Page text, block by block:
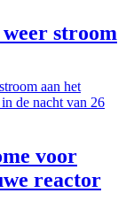
stroom
aan het
de nacht van 26
voor
reactor